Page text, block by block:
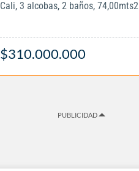
Cali, 3 alcobas, 2 baños, 74,00mts2
$310.000.000
PUBLICIDAD